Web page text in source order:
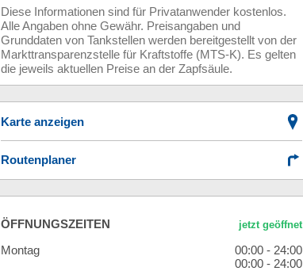
Diese Informationen sind für Privatanwender kostenlos.
Alle Angaben ohne Gewähr. Preisangaben und
Grunddaten von Tankstellen werden bereitgestellt von der
Markttransparenzstelle für Kraftstoffe (MTS-K). Es gelten
die jeweils aktuellen Preise an der Zapfsäule.
Karte anzeigen
Routenplaner
ÖFFNUNGSZEITEN
Montag
00:00 - 24:00
00:00 - 24:00